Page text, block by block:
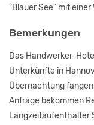
"Blauer See" mit einer
Bemerkungen
Das Handwerker-
Unterkünfte in
Übernachtung
Anfrage bekommen
Langzeitaufenthalter